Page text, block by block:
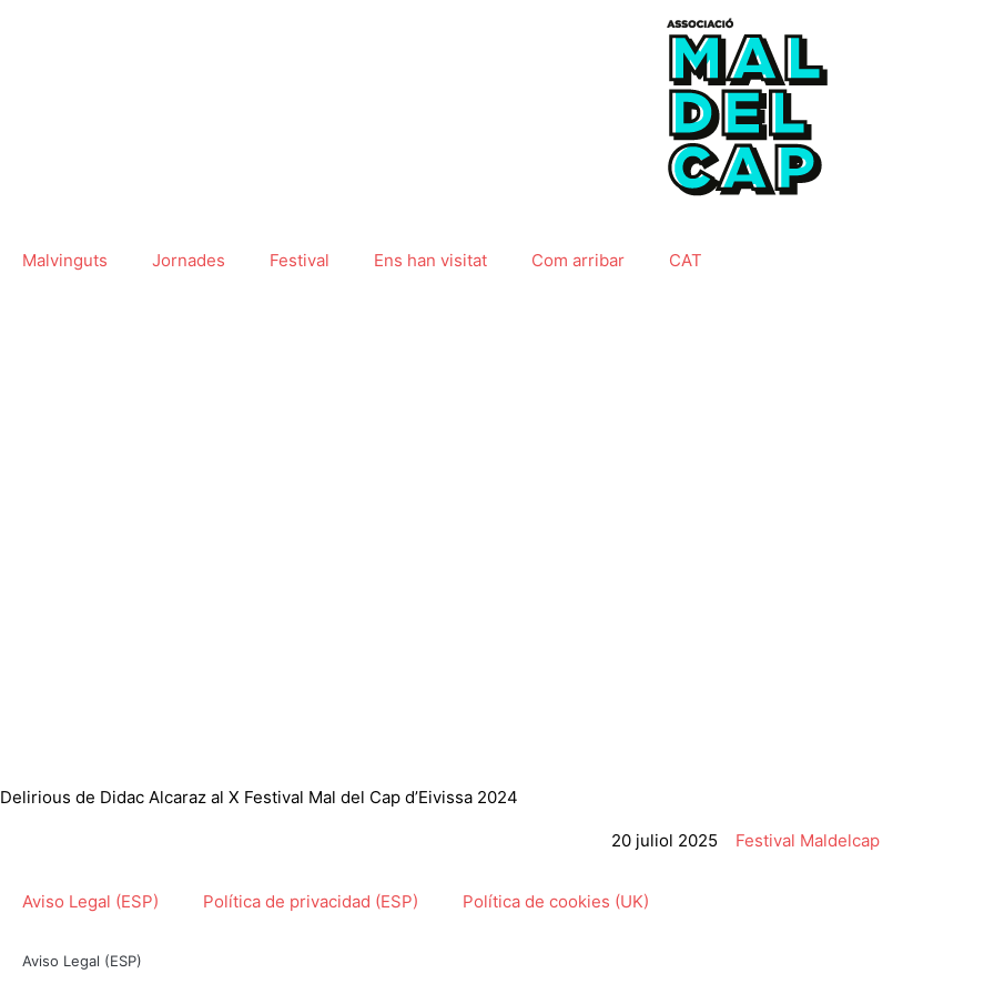
Malvinguts Jornades Festival Ens han visitat Com arribar CAT
Delirious de Didac Alcaraz al X Festival Mal del Cap d’Eivissa 2024
20 juliol 2025 Festival Maldelcap
Aviso Legal (ESP) Política de privacidad (ESP) Política de cookies (UK)
Aviso Legal (ESP)